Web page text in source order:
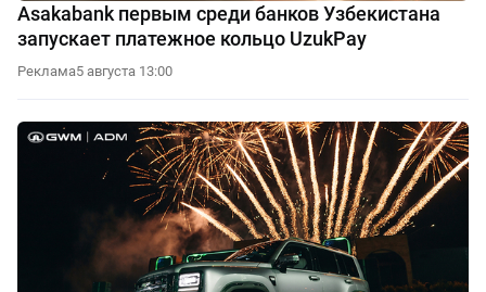
Asakabank первым среди банков Узбекистана
запускает платежное кольцо UzukPay
Реклама5 августа 13:00